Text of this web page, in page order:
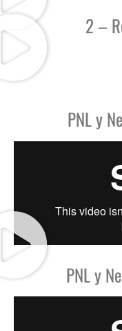
2 –
PNL y
PNL y